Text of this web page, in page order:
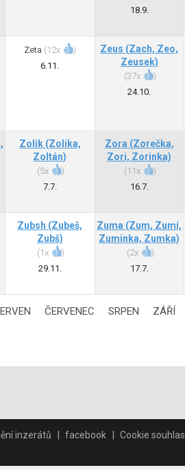
18.9.
Zeta (12x
)
6.11.
Zeus (Zach, Zeo,
Zeusek)
(37x
)
24.10.
Zolik(Zolika,
Zoltán)
(5x
)
7.7.
Zora (Zorečka,
Zori, Zorinka)
(11x
)
16.7.
Zubsh (Zubeš,
Zubš)
(1x
)
29.11.
Zuma (Zum, Zumí,
Zuminka, Zumka)
(2x
)
17.7.
ČERVENEC SRPEN ZÁŘÍ
inzerátů facebook Cookie souhlas